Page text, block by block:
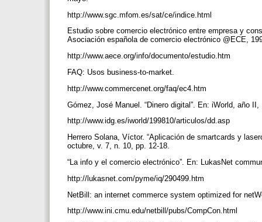
http://www.sgc.mfom.es/sat/ce/indice.html
Estudio sobre comercio electrónico entre empresa y
Asociación española de comercio electrónico @ECE,
http://www.aece.org/info/documento/estudio.htm
FAQ: Usos business-to-market.
http://www.commercenet.org/faq/ec4.htm
Gómez, José Manuel. “Dinero digital”. En: iWorld, año
http://www.idg.es/iworld/199810/articulos/dd.asp
Herrero Solana, Víctor. “Aplicación de smartcards y
octubre, v. 7, n. 10, pp. 12-18.
“La info y el comercio electrónico”. En: LukasNet
http://lukasnet.com/pyme/iq/290499.htm
NetBill: an internet commerce system optimized for
http://www.ini.cmu.edu/netbill/pubs/CompCon.html